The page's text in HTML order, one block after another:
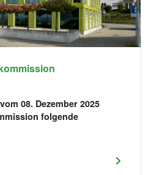
08. Dezember 2025
folgende